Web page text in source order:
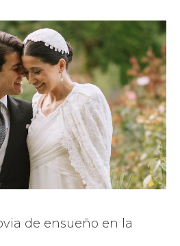
de ensueño en la